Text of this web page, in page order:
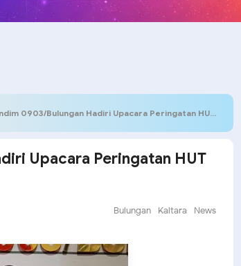
0903/Bulungan Hadiri Upacara Peringatan HUT Bhayangkara ke-78.
Upacara Peringatan HUT
Bulungan Kaltara News